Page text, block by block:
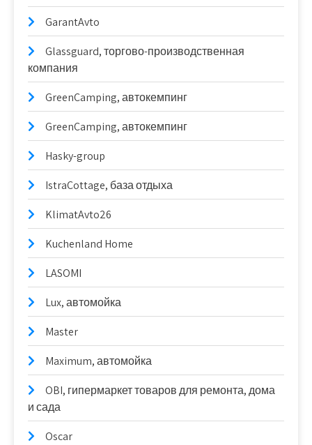
GarantAvto
Glassguard, торгово-производственная
компания
GreenCamping, автокемпинг
GreenCamping, автокемпинг
Hasky-group
IstraCottage, база отдыха
KlimatAvto26
Kuchenland Home
LASOMI
Lux, автомойка
Master
Maximum, автомойка
OBI, гипермаркет товаров для ремонта, дома
и сада
Oscar